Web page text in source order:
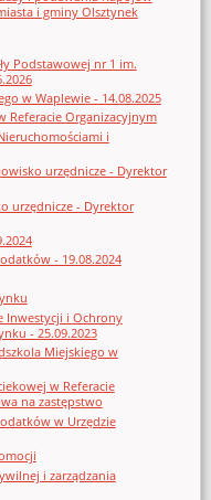
i gminy Olsztynek
Podstawowej nr 1 im.
w Waplewie - 14.08.2025
Referacie Organizacyjnym
i
urzędnicze - Dyrektor
urzędnicze - Dyrektor
- 19.08.2024
Inwestycji i Ochrony
- 25.09.2023
Miejskiego w
w Referacie
na zastępstwo
w Urzędzie
i zarządzania